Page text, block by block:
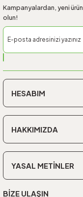
Kampanyalardan, yeni
olun!
HESABIM
HAKKIMIZDA
YASAL METİNLER
BİZE ULAŞIN